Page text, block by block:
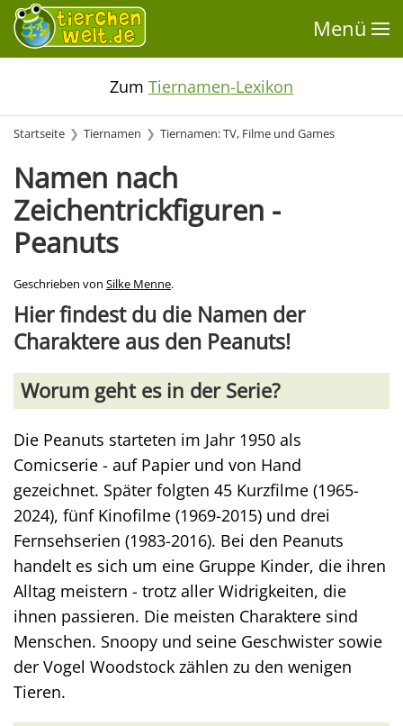
Menü
Zum Tiernamen-Lexikon
Startseite Tiernamen Tiernamen: TV, Filme und Games
Namen nach
Zeichentrickfiguren -
Peanuts
Geschrieben von Silke Menne.
Hier findest du die Namen der
Charaktere aus den Peanuts!
Worum geht es in der Serie?
Die Peanuts starteten im Jahr 1950 als
Comicserie - auf Papier und von Hand
gezeichnet. Später folgten 45 Kurzfilme (1965-
2024), fünf Kinofilme (1969-2015) und drei
Fernsehserien (1983-2016). Bei den Peanuts
handelt es sich um eine Gruppe Kinder, die ihren
Alltag meistern - trotz aller Widrigkeiten, die
ihnen passieren. Die meisten Charaktere sind
Menschen. Snoopy und seine Geschwister sowie
der Vogel Woodstock zählen zu den wenigen
Tieren.